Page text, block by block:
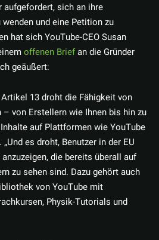
aufgefordert, sich an ihre
und eine Petition zu
hat sich YouTube-CEO Susan
offenen Briefan die Gründer
geäußert:
13 droht die Fähigkeit von
von Erstellern wie Ihnen bis hin zu
auf Plattformen wie YouTube
es droht, Benutzer in der EU
die bereits überall auf
zu sehen sind. Dazu gehört auch
von YouTube mit
Physik-Tutorials und